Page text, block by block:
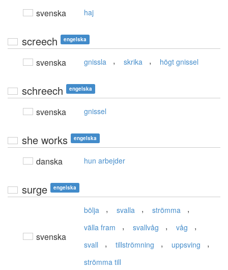
svenska haj
screech engelska
svenska gnissla , skrika , högt gnissel
schreech engelska
svenska gnissel
she works engelska
danska hun arbejder
surge engelska
svenska
bölja , svalla , strömma ,
välla fram , svallvåg , våg ,
svall , tillströmning , uppsving ,
strömma till